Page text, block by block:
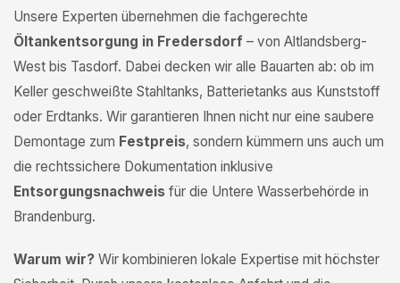
Unsere Experten übernehmen die fachgerechte
Öltankentsorgung in Fredersdorf – von Altlandsberg-
West bis Tasdorf. Dabei decken wir alle Bauarten ab: ob im
Keller geschweißte Stahltanks, Batterietanks aus Kunststoff
oder Erdtanks. Wir garantieren Ihnen nicht nur eine saubere
Demontage zum Festpreis, sondern kümmern uns auch um
die rechtssichere Dokumentation inklusive
Entsorgungsnachweis für die Untere Wasserbehörde in
Brandenburg.
Warum wir? Wir kombinieren lokale Expertise mit höchster